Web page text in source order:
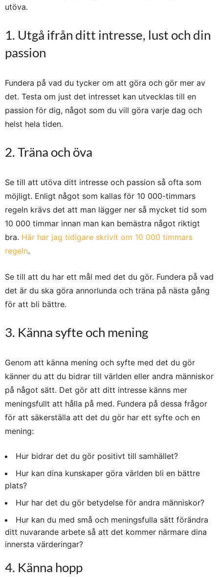
utöva.
1. Utgå ifrån ditt intresse, lust och din
passion
Fundera på vad du tycker om att göra och gör mer av
det. Testa om just det intresset kan utvecklas till en
passion för dig, något som du vill göra varje dag och
helst hela tiden.
2. Träna och öva
Se till att utöva ditt intresse och passion så ofta som
möjligt. Enligt något som kallas för 10 000-timmars
regeln krävs det att man lägger ner så mycket tid som
10 000 timmar innan man kan bemästra något riktigt
bra. Här har jag tidigare skrivit om 10 000 timmars
regeln.
Se till att du har ett mål med det du gör. Fundera på vad
det är du ska göra annorlunda och träna på nästa gång
för att bli bättre.
3. Känna syfte och mening
Genom att känna mening och syfte med det du gör
känner du att du bidrar till världen eller andra människor
på något sätt. Det gör att ditt intresse känns mer
meningsfullt att hålla på med. Fundera på dessa frågor
för att säkerställa att det du gör har ett syfte och en
mening:
Hur bidrar det du gör positivt till samhället?
Hur kan dina kunskaper göra världen bli en bättre
plats?
Hur har det du gör betydelse för andra människor?
Hur kan du med små och meningsfulla sätt förändra
ditt nuvarande arbete så att det kommer närmare dina
innersta värderingar?
4. Känna hopp